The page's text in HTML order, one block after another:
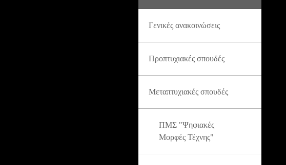
Γενικές ανακοινώσεις
Προπτυχιακές σπουδές
Μεταπτυχιακές σπουδές
ΠΜΣ "Ψηφιακές
Μορφές Τέχνης"